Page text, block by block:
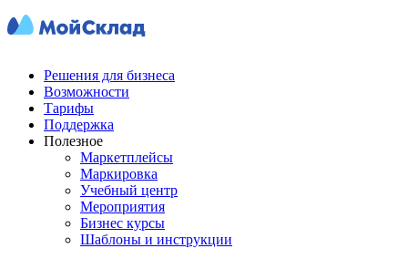
Решения для бизнеса
Возможности
Тарифы
Поддержка
Полезное
Маркетплейсы
Маркировка
Учебный центр
Мероприятия
Бизнес курсы
Шаблоны и инструкции